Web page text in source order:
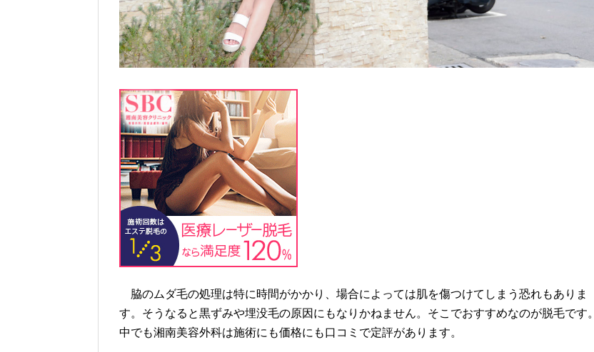
脇のムダ毛の処理は特に時間がかかり、場合によっては肌を傷つけてしまう恐れもありま
す。そうなると黒ずみや埋没毛の原因にもなりかねません。そこでおすすめなのが脱毛です。
中でも湘南美容外科は施術にも価格にも口コミで定評があります。